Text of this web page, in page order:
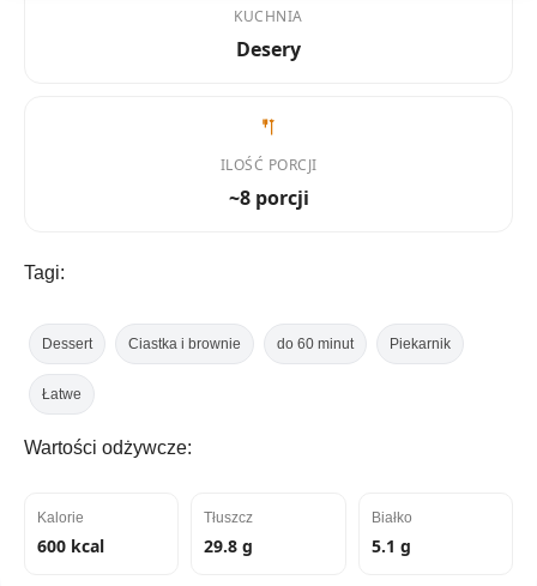
KUCHNIA
Desery
ILOŚĆ PORCJI
~8 porcji
Tagi:
Dessert Ciastka i brownie do 60 minut Piekarnik
Łatwe
Wartości odżywcze:
Kalorie
600 kcal
Tłuszcz
29.8 g
Białko
5.1 g